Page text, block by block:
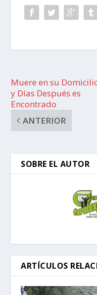
Muere en su
y Días Después es
Encontrado
ANTERIOR
SOBRE EL AUTOR
ARTÍCULOS